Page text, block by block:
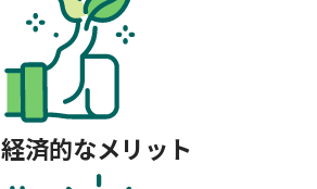
経済的なメリット